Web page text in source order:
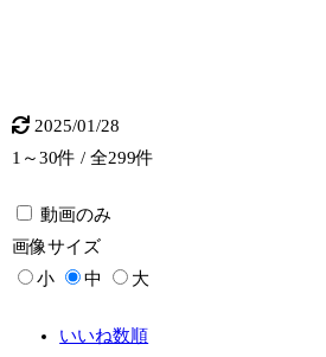
2025/01/28
1～30件 / 全299件
動画のみ
画像サイズ
小
中 大
いいね数順